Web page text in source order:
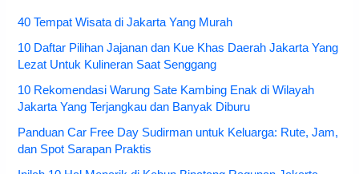
40 Tempat Wisata di Jakarta Yang Murah
10 Daftar Pilihan Jajanan dan Kue Khas Daerah Jakarta Yang
Lezat Untuk Kulineran Saat Senggang
10 Rekomendasi Warung Sate Kambing Enak di Wilayah
Jakarta Yang Terjangkau dan Banyak Diburu
Panduan Car Free Day Sudirman untuk Keluarga: Rute, Jam,
dan Spot Sarapan Praktis